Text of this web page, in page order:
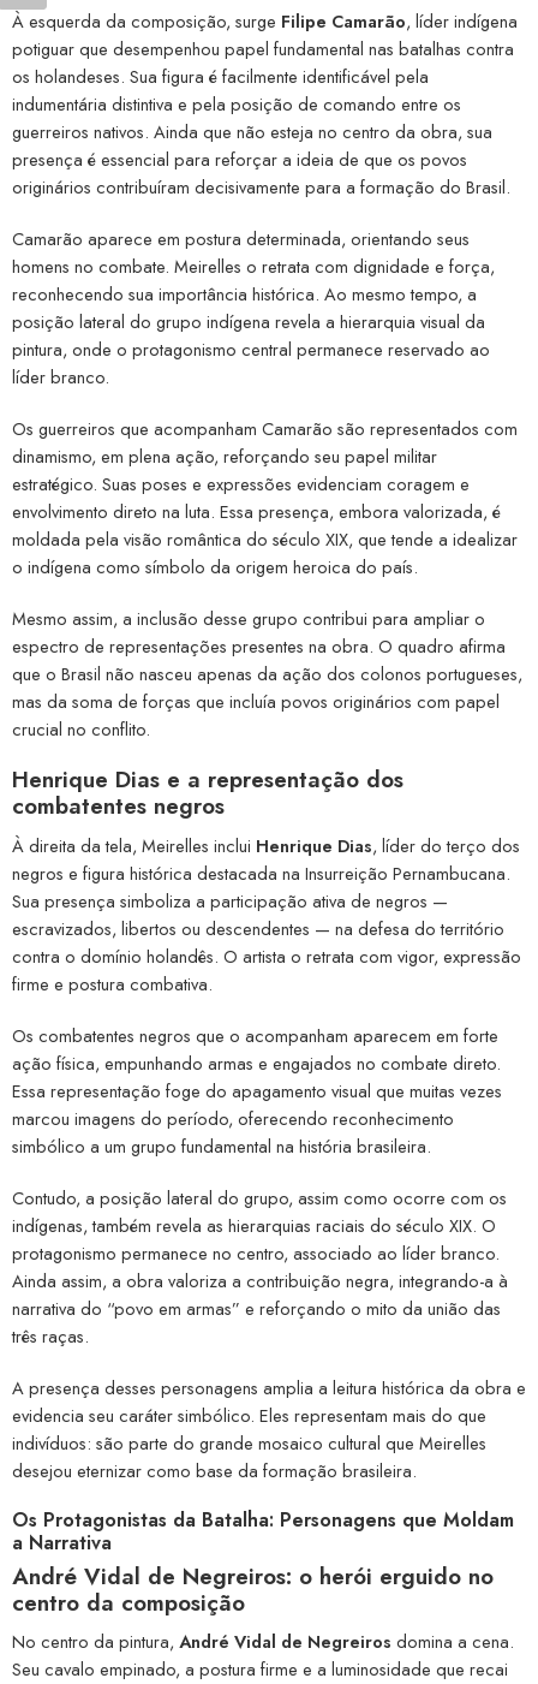
À esquerda da composição, surge Filipe Camarão, líder indígena
potiguar que desempenhou papel fundamental nas batalhas contra
os holandeses. Sua figura é facilmente identificável pela
indumentária distintiva e pela posição de comando entre os
guerreiros nativos. Ainda que não esteja no centro da obra, sua
presença é essencial para reforçar a ideia de que os povos
originários contribuíram decisivamente para a formação do Brasil.
Camarão aparece em postura determinada, orientando seus
homens no combate. Meirelles o retrata com dignidade e força,
reconhecendo sua importância histórica. Ao mesmo tempo, a
posição lateral do grupo indígena revela a hierarquia visual da
pintura, onde o protagonismo central permanece reservado ao
líder branco.
Os guerreiros que acompanham Camarão são representados com
dinamismo, em plena ação, reforçando seu papel militar
estratégico. Suas poses e expressões evidenciam coragem e
envolvimento direto na luta. Essa presença, embora valorizada, é
moldada pela visão romântica do século XIX, que tende a idealizar
o indígena como símbolo da origem heroica do país.
Mesmo assim, a inclusão desse grupo contribui para ampliar o
espectro de representações presentes na obra. O quadro afirma
que o Brasil não nasceu apenas da ação dos colonos portugueses,
mas da soma de forças que incluía povos originários com papel
crucial no conflito.
Henrique Dias e a representação dos
combatentes negros
À direita da tela, Meirelles inclui Henrique Dias, líder do terço dos
negros e figura histórica destacada na Insurreição Pernambucana.
Sua presença simboliza a participação ativa de negros —
escravizados, libertos ou descendentes — na defesa do território
contra o domínio holandês. O artista o retrata com vigor, expressão
firme e postura combativa.
Os combatentes negros que o acompanham aparecem em forte
ação física, empunhando armas e engajados no combate direto.
Essa representação foge do apagamento visual que muitas vezes
marcou imagens do período, oferecendo reconhecimento
simbólico a um grupo fundamental na história brasileira.
Contudo, a posição lateral do grupo, assim como ocorre com os
indígenas, também revela as hierarquias raciais do século XIX. O
protagonismo permanece no centro, associado ao líder branco.
Ainda assim, a obra valoriza a contribuição negra, integrando-a à
narrativa do “povo em armas” e reforçando o mito da união das
três raças.
A presença desses personagens amplia a leitura histórica da obra e
evidencia seu caráter simbólico. Eles representam mais do que
indivíduos: são parte do grande mosaico cultural que Meirelles
desejou eternizar como base da formação brasileira.
Os Protagonistas da Batalha: Personagens que Moldam
a Narrativa
André Vidal de Negreiros: o herói erguido no
centro da composição
No centro da pintura, André Vidal de Negreiros domina a cena.
Seu cavalo empinado, a postura firme e a luminosidade que recai